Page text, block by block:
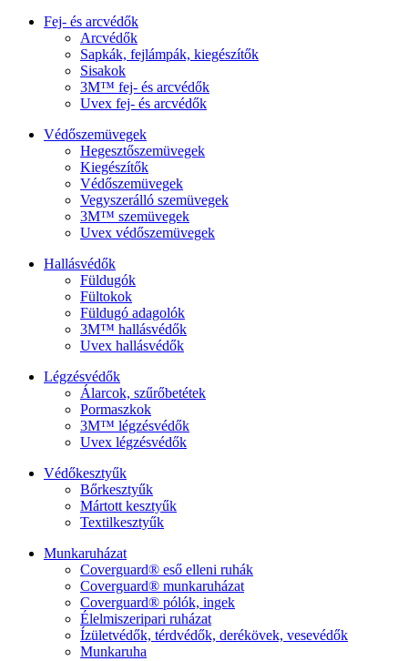
Fej- és arcvédők
Arcvédők
Sapkák, fejlámpák, kiegészítők
Sisakok
3M™ fej- és arcvédők
Uvex fej- és arcvédők
Védőszemüvegek
Hegesztőszemüvegek
Kiegészítők
Védőszemüvegek
Vegyszerálló szemüvegek
3M™ szemüvegek
Uvex védőszemüvegek
Hallásvédők
Füldugók
Fültokok
Füldugó adagolók
3M™ hallásvédők
Uvex hallásvédők
Légzésvédők
Álarcok, szűrőbetétek
Pormaszkok
3M™ légzésvédők
Uvex légzésvédők
Védőkesztyűk
Bőrkesztyűk
Mártott kesztyűk
Textilkesztyűk
Munkaruházat
Coverguard® eső elleni ruhák
Coverguard® munkaruházat
Coverguard® pólók, ingek
Élelmiszeripari ruházat
Ízületvédők, térdvédők, derékövek, vesevédők
Munkaruha